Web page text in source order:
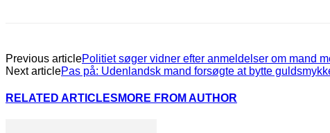
Previous articlePolitiet søger vidner efter anmeldelser om mand
Next articlePas på: Udenlandsk mand forsøgte at bytte
RELATED ARTICLES MORE FROM AUTHOR